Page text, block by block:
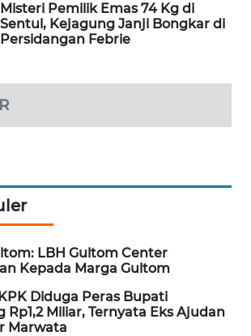
Misteri Pemilik Emas 74 Kg di
Sentul, Kejagung Janji Bongkar di
Persidangan Febrie
LBH Gultom Center
Kepada Marga Gultom
Diduga Peras Bupati
Rp1,2 Miliar, Ternyata Eks Ajudan
Marwata